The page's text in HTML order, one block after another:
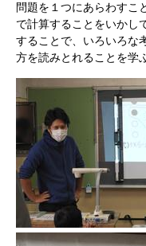
問題を１つにあらわすこ
で計算することをいかし
することで、いろいろな
方を読みとれることを学